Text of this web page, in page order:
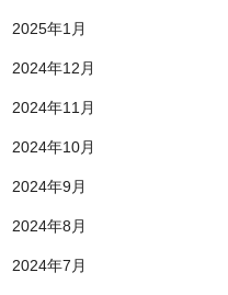
2025年1月
2024年12月
2024年11月
2024年10月
2024年9月
2024年8月
2024年7月